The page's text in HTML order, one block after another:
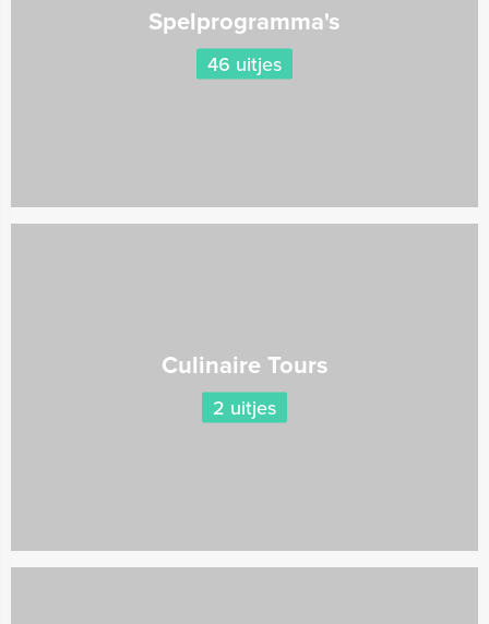
Spelprogramma's
46 uitjes
Culinaire Tours
2 uitjes